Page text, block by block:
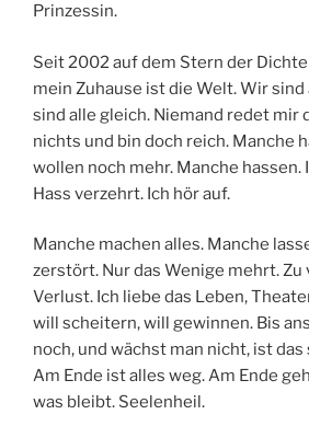
Prinzessin.
Seit 2002 auf dem Stern der
mein Zuhause ist die Welt. Wir sind
sind alle gleich. Niemand redet mir
nichts und bin doch reich. Manche
wollen noch mehr. Manche hassen.
Hass verzehrt. Ich hör auf.
Manche machen alles. Manche
zerstört. Nur das Wenige mehrt.
Verlust. Ich liebe das Leben,
will scheitern, will gewinnen. Bis
noch, und wächst man nicht, ist das
Am Ende ist alles weg. Am Ende
was bleibt. Seelenheil.